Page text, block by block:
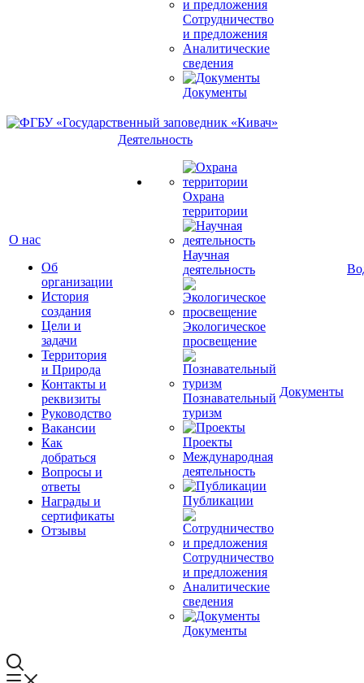
Сотрудничество
и предложения
Аналитические
сведения
Документы
О нас
Об
организации
История
создания
Цели и
задачи
Территория
и Природа
Контакты и
реквизиты
Руководство
Вакансии
Как
добраться
Вопросы и
ответы
Награды и
сертификаты
Отзывы
Деятельность
Охрана
территории
Научная
деятельность
Экологическое
просвещение
Познавательный
туризм
Проекты
Международная
деятельность
Публикации
Сотрудничество
и предложения
Аналитические
сведения
Документы
Документы